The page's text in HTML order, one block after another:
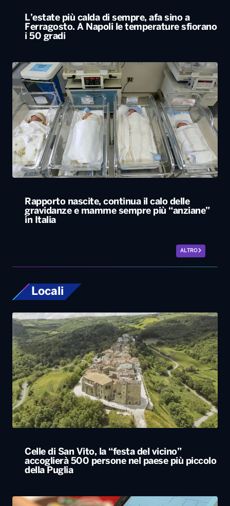
Rapporto nascite, continua il calo delle
gravidanze e mamme sempre più “anziane”
in Italia
ALTRO
Locali
Celle di San Vito, la “festa del vicino”
accoglierà 500 persone nel paese più piccolo
della Puglia